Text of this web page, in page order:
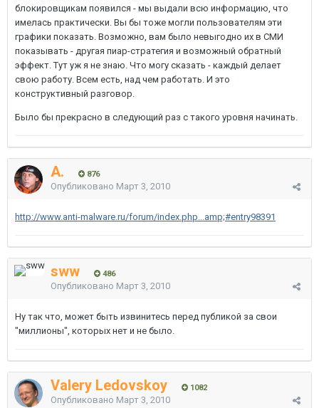
блокировщикам появился - мы выдали всю информацию, что
имелась практически. Вы бы тоже могли пользователям эти
графики показать. Возможно, вам было невыгодно их в СМИ
показывать - другая пиар-стратегия и возможный обратный
эффект. Тут уж я не знаю. Что могу сказать - каждый делает
свою работу. Всем есть, над чем работать. И это
конструктивный разговор.
Было бы прекрасно в следующий раз с такого уровня начинать.
A. 876
Опубликовано Март 3, 2010
http://www.anti-malware.ru/forum/index.php...amp;#entry98391
sww 486
Опубликовано Март 3, 2010
Ну так что, может быть извинитесь перед публикой за свои
"миллионы", которых нет и не было.
Valery Ledovskoy 1082
Опубликовано Март 3, 2010